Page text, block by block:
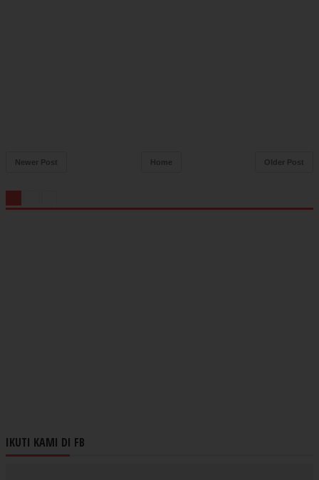
Newer Post Older Post
Home
IKUTI KAMI DI FB